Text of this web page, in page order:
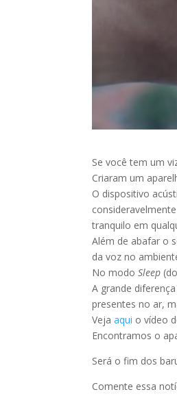
Se você tem um
Criaram um
O dispositivo
tranquilo em
Além de abafar o
da voz no
No modoSleep
A grande
presentes no ar,
Vejaaqui o vídeo
Encontramos o
Será o fim dos
Comente essa